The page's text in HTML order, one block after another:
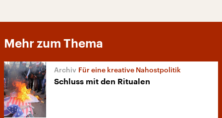
Mehr zum Thema
Für eine kreative Nahostpolitik
Schluss mit den Ritualen